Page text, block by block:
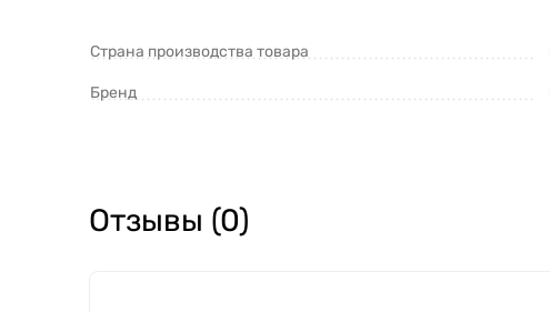
Страна производства товара
Бренд
Отзывы (0)